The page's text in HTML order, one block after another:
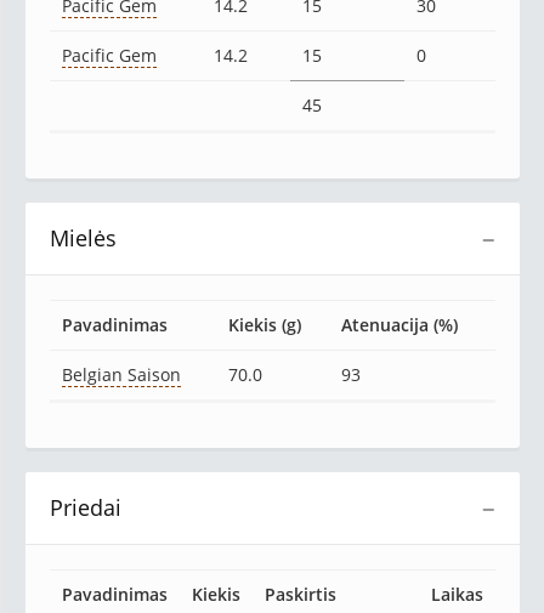
Pacific Gem 14.2 15 30
Pacific Gem 14.2 15 0
45
−
Mielės
Pavadinimas Kiekis (g) Atenuacija (%)
Belgian Saison 70.0 93
−
Priedai
Pavadinimas Kiekis Paskirtis Laikas